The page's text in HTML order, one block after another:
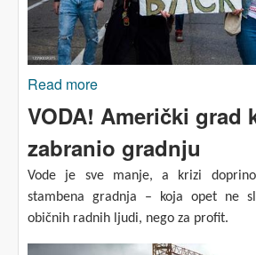
Read more
zemlju onima koji su se
VODA! Američki grad
zabranio gradnju
Vode je sve manje, a krizi
stambena gradnja – koja opet ne
običnih radnih ljudi, nego za profit.